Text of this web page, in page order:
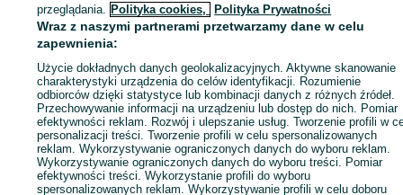
Kup
przeglądania. Polityka cookies, Polityka Prywatności
Wraz z naszymi partnerami przetwarzamy dane w celu
zapewnienia:
Użycie dokładnych danych geolokalizacyjnych. Aktywne skanowanie
charakterystyki urządzenia do celów identyfikacji. Rozumienie
odbiorców dzięki statystyce lub kombinacji danych z różnych źródeł.
Przechowywanie informacji na urządzeniu lub dostęp do nich. Pomiar
efektywności reklam. Rozwój i ulepszanie usług. Tworzenie profili w
personalizacji treści. Tworzenie profili w celu spersonalizowanych
reklam. Wykorzystywanie ograniczonych danych do wyboru reklam.
Wykorzystywanie ograniczonych danych do wyboru treści. Pomiar
efektywności treści. Wykorzystanie profili do wyboru
spersonalizowanych reklam. Wykorzystywanie profili w celu doboru